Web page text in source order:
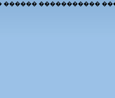
������ �����������